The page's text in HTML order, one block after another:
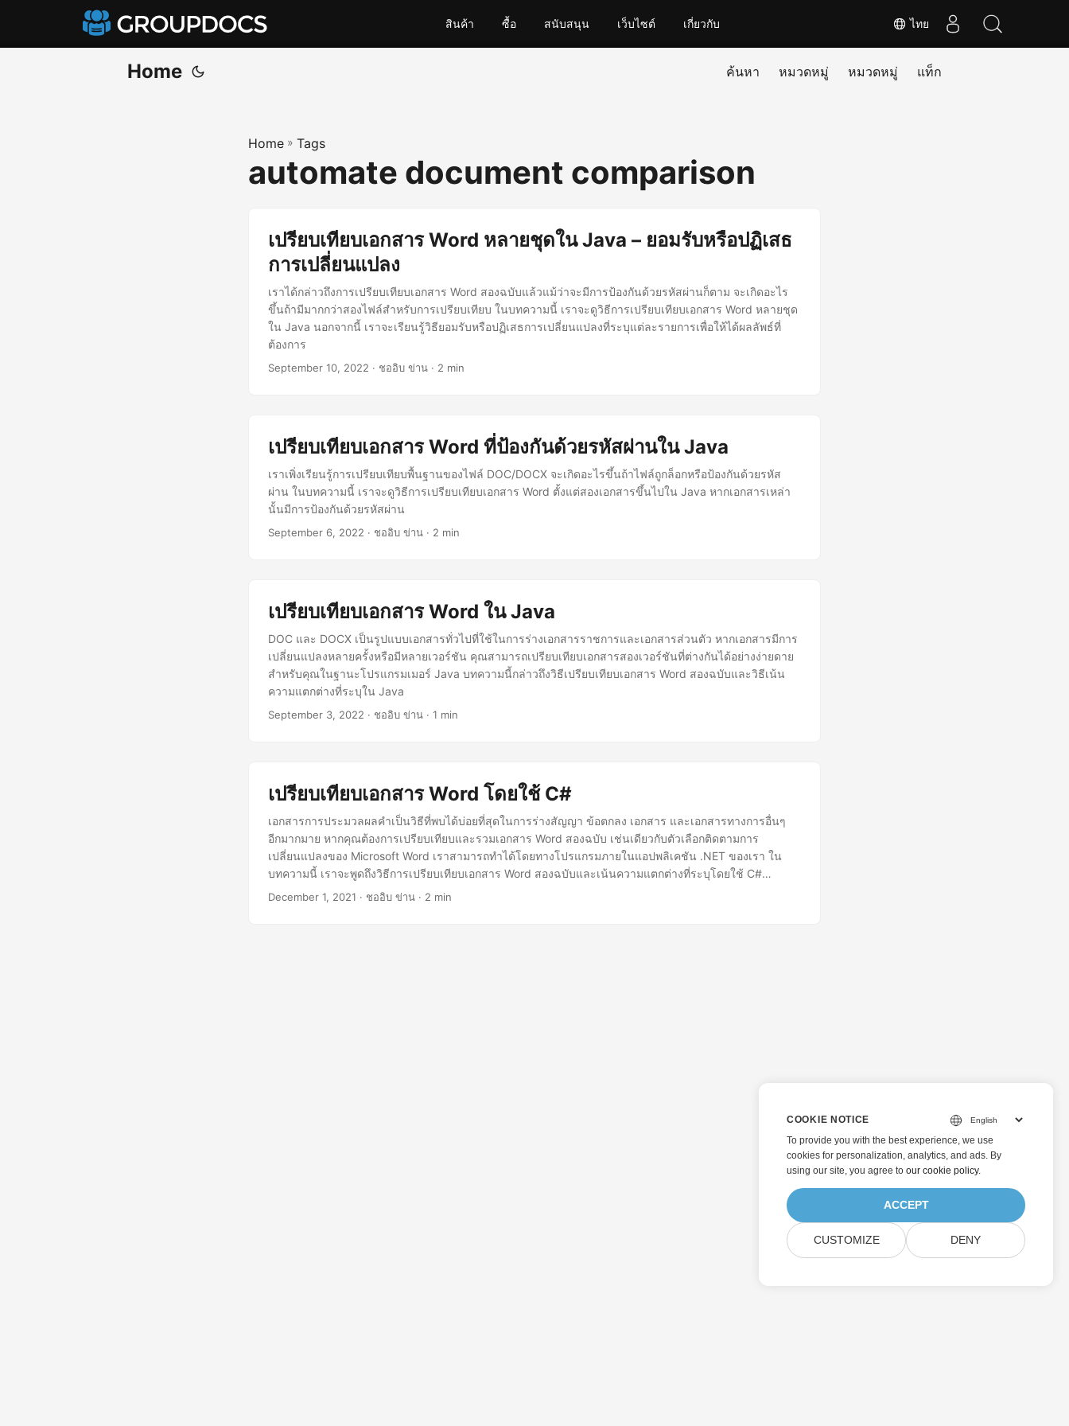
ไทย
สินค้า ซื้อ สนับสนุน เว็บไซต์ เกี่ยวกับ
Home ค้นหา หมวดหมู่ หมวดหมู่ แท็ก
Home » Tags
automate document comparison
เปรียบเทียบเอกสาร Word หลายชุดใน Java – ยอมรับหรือปฏิเสธ
การเปลี่ยนแปลง
เราได้กล่าวถึงการเปรียบเทียบเอกสาร Word สองฉบับแล้วแม้ว่าจะมีการป้องกันด้วยรหัสผ่านก็ตาม จะเกิดอะไร
ขึ้นถ้ามีมากกว่าสองไฟล์สำหรับการเปรียบเทียบ ในบทความนี้ เราจะดูวิธีการเปรียบเทียบเอกสาร Word หลายชุด
ใน Java นอกจากนี้ เราจะเรียนรู้วิธียอมรับหรือปฏิเสธการเปลี่ยนแปลงที่ระบุแต่ละรายการเพื่อให้ได้ผลลัพธ์ที่
ต้องการ
September 10, 2022 · ชออิบ ข่าน · 2 min
เปรียบเทียบเอกสาร Word ที่ป้องกันด้วยรหัสผ่านใน Java
เราเพิ่งเรียนรู้การเปรียบเทียบพื้นฐานของไฟล์ DOC/DOCX จะเกิดอะไรขึ้นถ้าไฟล์ถูกล็อกหรือป้องกันด้วยรหัส
ผ่าน ในบทความนี้ เราจะดูวิธีการเปรียบเทียบเอกสาร Word ตั้งแต่สองเอกสารขึ้นไปใน Java หากเอกสารเหล่า
นั้นมีการป้องกันด้วยรหัสผ่าน
September 6, 2022 · ชออิบ ข่าน · 2 min
เปรียบเทียบเอกสาร Word ใน Java
DOC และ DOCX เป็นรูปแบบเอกสารทั่วไปที่ใช้ในการร่างเอกสารราชการและเอกสารส่วนตัว หากเอกสารมีการ
เปลี่ยนแปลงหลายครั้งหรือมีหลายเวอร์ชัน คุณสามารถเปรียบเทียบเอกสารสองเวอร์ชันที่ต่างกันได้อย่างง่ายดาย
สำหรับคุณในฐานะโปรแกรมเมอร์ Java บทความนี้กล่าวถึงวิธีเปรียบเทียบเอกสาร Word สองฉบับและวิธีเน้น
ความแตกต่างที่ระบุใน Java
September 3, 2022 · ชออิบ ข่าน · 1 min
เปรียบเทียบเอกสาร Word โดยใช้ C#
เอกสารการประมวลผลคำเป็นวิธีที่พบได้บ่อยที่สุดในการร่างสัญญา ข้อตกลง เอกสาร และเอกสารทางการอื่นๆ
อีกมากมาย หากคุณต้องการเปรียบเทียบและรวมเอกสาร Word สองฉบับ เช่นเดียวกับตัวเลือกติดตามการ
เปลี่ยนแปลงของ Microsoft Word เราสามารถทำได้โดยทางโปรแกรมภายในแอปพลิเคชัน .NET ของเรา ใน
บทความนี้ เราจะพูดถึงวิธีการเปรียบเทียบเอกสาร Word สองฉบับและเน้นความแตกต่างที่ระบุโดยใช้ C#
นอกจากนี้ เราจะดูวิธีการเปรียบเทียบเอกสารที่ป้องกันด้วยรหัสผ่าน ยอมรับและปฏิเสธการเปลี่ยนแปลง และ
December 1, 2021 · ชออิบ ข่าน · 2 min
COOKIE NOTICE
To provide you with the best experience, we use
cookies for personalization, analytics, and ads. By
using our site, you agree to our cookie policy.
ACCEPT
CUSTOMIZE DENY